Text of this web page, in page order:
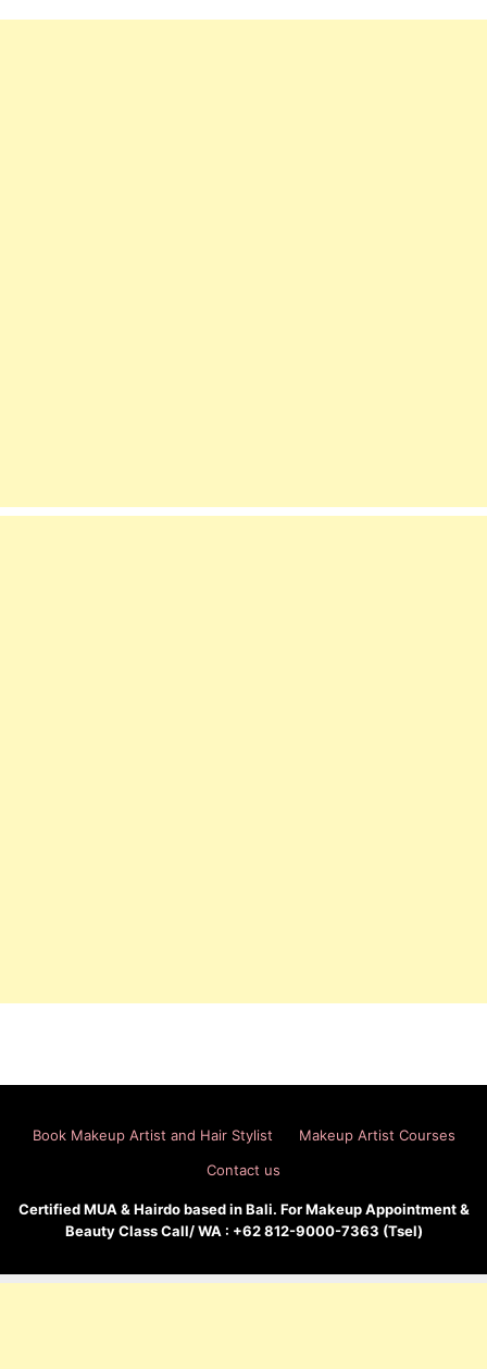
Book Makeup Artist and Hair Stylist
Makeup Artist Courses
Contact us
Certified MUA & Hairdo based in Bali. For Makeup Appointment &
Beauty Class Call/ WA : +62 812-9000-7363 (Tsel)